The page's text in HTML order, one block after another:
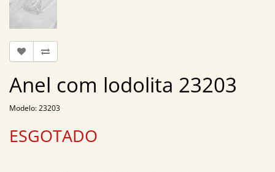
Anel com lodolita 23203
Modelo: 23203
ESGOTADO